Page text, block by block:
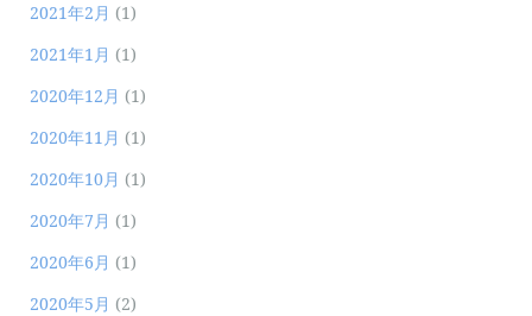
2021年2月 (1)
2021年1月 (1)
2020年12月 (1)
2020年11月 (1)
2020年10月 (1)
2020年7月 (1)
2020年6月 (1)
2020年5月 (2)